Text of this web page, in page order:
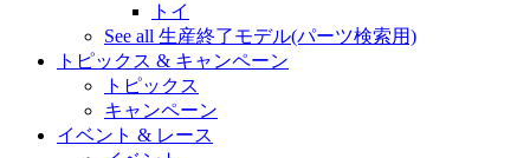
トイ
See all 生産終了モデル(パーツ検索用)
トピックス & キャンペーン
トピックス
キャンペーン
イベント & レース